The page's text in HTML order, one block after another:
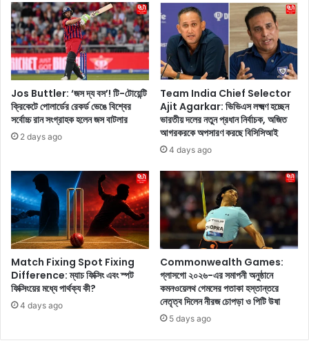
,
জে
নে
নি
ন
মা
ন
সি
ক
চা
বি
প
জ্জ
ন
ক
পা
র্শ্ব
প্র
তি
ক্রি
কা
পা
রি
শ্র
মি
ক
নি
য়ে
ছে
ন
রু
খ
?
Jos Buttler: ‘জস দ্য বস’! টি-টোয়েন্টি
ক্রিকেটে পোলার্ডের রেকর্ড ভেঙে বিশ্বের
সর্বোচ্চ রান সংগ্রাহক হলেন জস বাটলার
2 days ago
Team India Chief Selector
Ajit Agarkar: ভিভিএস লক্ষ্মণ হচ্ছেন
ভারতীয় দলের নতুন প্রধান নির্বাচক, অজিত
আগরকরকে অপসারণ করছে বিসিসিআই
4 days ago
Match Fixing Spot Fixing
Difference: ম্যাচ ফিক্সিং এবং স্পট
ফিক্সিংয়ের মধ্যে পার্থক্য কী?
4 days ago
Commonwealth Games:
গ্লাসগো ২০২৬-এর সমাপনী অনুষ্ঠানে
কমনওয়েলথ গেমসের পতাকা হস্তান্তরে
নেতৃত্ব দিলেন নীরজ চোপড়া ও পিটি উষা
5 days ago